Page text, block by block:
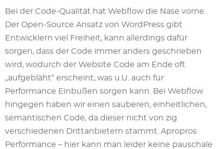
Bei der Code-Qualität hat Webflow die Nase vorne.
Der Open-Source Ansatz von WordPress gibt
Entwicklern viel Freiheit, kann allerdings dafür
sorgen, dass der Code immer anders geschrieben
wird, wodurch der Website Code am Ende oft
„aufgebläht“ erscheint, was u.U. auch für
Performance Einbußen sorgen kann. Bei Webflow
hingegen haben wir einen sauberen, einheitlichen,
semantischen Code, da dieser nicht von zig
verschiedenen Drittanbietern stammt. Apropros
Performance – hier kann man leider keine pauschale